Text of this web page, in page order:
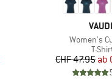
Artikel
Women's
T-
CHF 47.95 ab